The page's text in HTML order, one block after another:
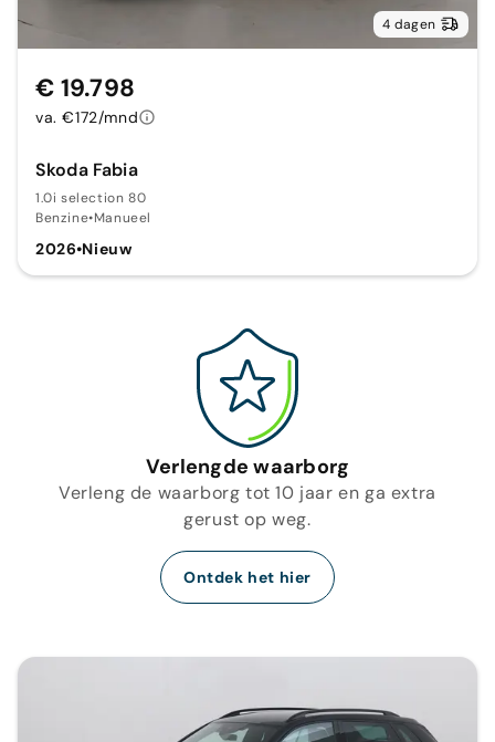
4 dagen
Skoda Fabia
1.0i selection 80
Benzine•Manueel
2026•Nieuw
€ 19.798
va. €172/mnd
Verlengde waarborg
Verleng de waarborg tot 10 jaar en ga extra
gerust op weg.
Ontdek het hier